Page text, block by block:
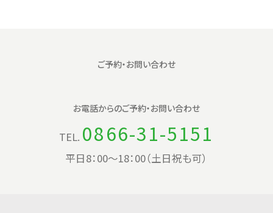
ご予約・お問い合わせ
お電話からのご予約・お問い合わせ
TEL. 0866-31-5151
平日8：00〜18：00（土日祝も可）